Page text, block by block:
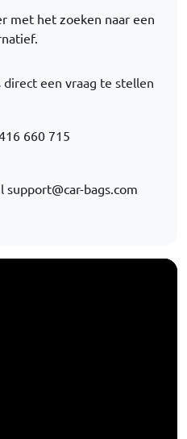
met het zoeken naar een
direct een vraag te stellen
660 715
support@car-bags.com